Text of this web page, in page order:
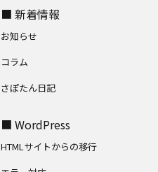
■ 新着情報
お知らせ
コラム
さぽたん日記
■ WordPress
HTMLサイトからの移行